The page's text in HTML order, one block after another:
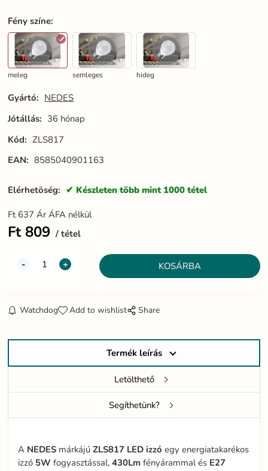
Fény színe:
meleg semleges hideg
Gyártó: NEDES
Jótállás: 36 hónap
Kód: ZLS817
EAN: 8585040901163
Elérhetöség: Készleten több mint 1000 tétel
Ft 637 Ár ÁFA nélkül
Ft 809 tétel
Watchdog Add to wishlist Share
Termék leírás
Letölthető
Segíthetünk?
A NEDES márkájúZLS817 LED izzó egy energiatakarékos
izzó 5W fogyasztással,430Lm fényárammal és E27